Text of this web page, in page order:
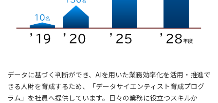
データに基づく判断ができ、AIを用いた業務効率化を活用・推進で
きる人財を育成するため、「データサイエンティスト育成プログ
ラム」を社員へ提供しています。日々の業務に役立つスキルか